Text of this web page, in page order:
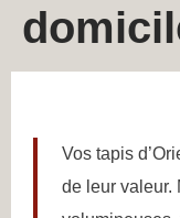
Vos tapis
de leur valeur.